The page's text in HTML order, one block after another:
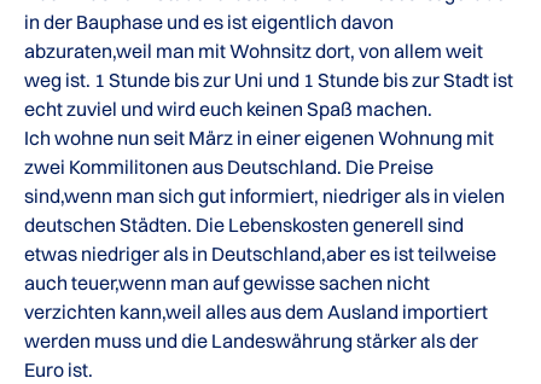
in der Bauphase und es ist eigentlich davon
abzuraten,weil man mit Wohnsitz dort, von allem weit
weg ist. 1 Stunde bis zur Uni und 1 Stunde bis zur Stadt ist
echt zuviel und wird euch keinen Spaß machen.
Ich wohne nun seit März in einer eigenen Wohnung mit
zwei Kommilitonen aus Deutschland. Die Preise
sind,wenn man sich gut informiert, niedriger als in vielen
deutschen Städten. Die Lebenskosten generell sind
etwas niedriger als in Deutschland,aber es ist teilweise
auch teuer,wenn man auf gewisse sachen nicht
verzichten kann,weil alles aus dem Ausland importiert
werden muss und die Landeswährung stärker als der
Euro ist.